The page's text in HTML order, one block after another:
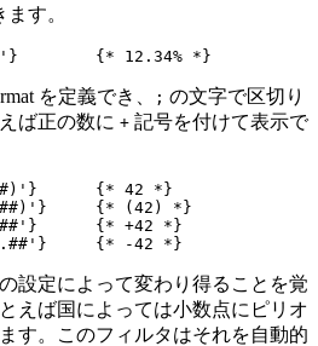
す。
を定義でき、 ; の文字で区切り
ば正の数に + 記号を付けて表示で
{* 42 *}
{* (42) *}
{* +42 *}
設定によって変わり得ることを覚
えば国によっては小数点にピリオ
す。このフィルタはそれを自動的